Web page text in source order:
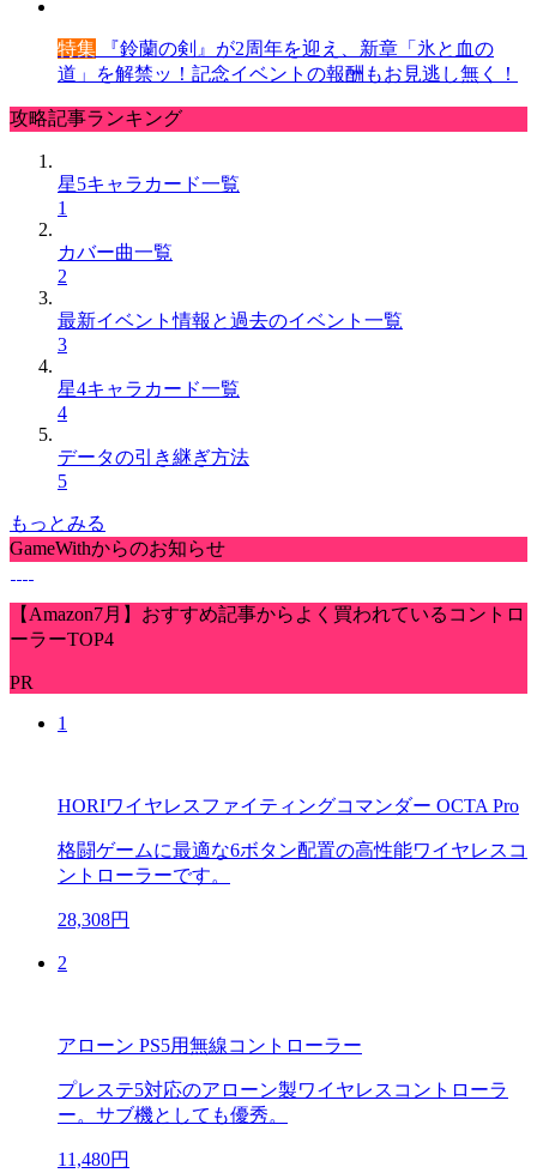
特集 『鈴蘭の剣』が2周年を迎え、新章「氷と血の
道」を解禁ッ！記念イベントの報酬もお見逃し無く！
攻略記事ランキング
星5キャラカード一覧
1
カバー曲一覧
2
最新イベント情報と過去のイベント一覧
3
星4キャラカード一覧
4
データの引き継ぎ方法
5
もっとみる
GameWithからのお知らせ
【Amazon7月】おすすめ記事からよく買われているコントロ
ーラーTOP4
PR
1
HORIワイヤレスファイティングコマンダー OCTA Pro
格闘ゲームに最適な6ボタン配置の高性能ワイヤレスコ
ントローラーです。
28,308円
2
アローン PS5用無線コントローラー
プレステ5対応のアローン製ワイヤレスコントローラ
ー。サブ機としても優秀。
11,480円